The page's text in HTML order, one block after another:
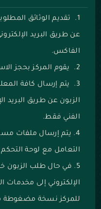
تقديم الوثائق
عن طريق البريد
الفاكس.
يقوم المركز بحجز
يتم إرسال كافة
الزبون عن طريق البريد
الفني فقط.
يتم إرسال ملفات
التعامل مع لوحة التحكم
في حال طلب الزبون
الإلكتروني إلى مخدمات
للمركز نسخة مضغوطة